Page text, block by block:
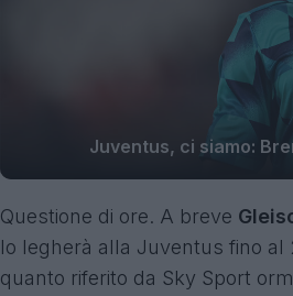
Juventus, ci siamo:
Questione di ore. A breve
lo legherà alla Juventus fino al
quanto riferito da Sky Sport